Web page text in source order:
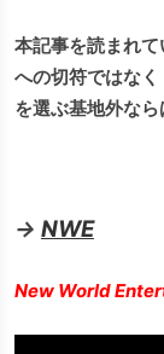
本記事を読まれて
への切符ではな
を選ぶ基地外な
→ NWE
New World